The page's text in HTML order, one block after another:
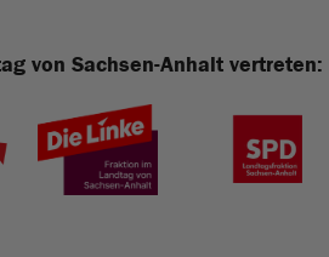
von Sachsen-Anhalt vertreten: